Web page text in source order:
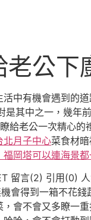
老公下
有機會遇到的道
其中之一，幾年
給老公一次精心的
北月子中心菜食材
岡塔可以連海景
言(2) 引用(0) 人
會得到一箱不花
會不會又多瞭一